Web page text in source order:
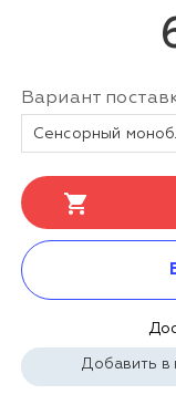
Вариант
Добавить в